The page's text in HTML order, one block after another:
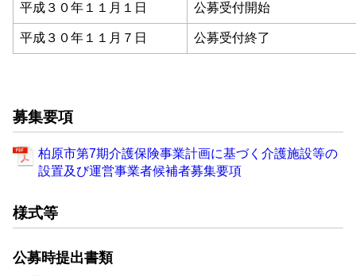
平成３０年１１月１日 公募受付開始
平成３０年１１月７日 公募受付終了
募集要項
柏原市第7期介護保険事業計画に基づく介護施設等の
設置及び運営事業者候補者募集要項
様式等
公募時提出書類